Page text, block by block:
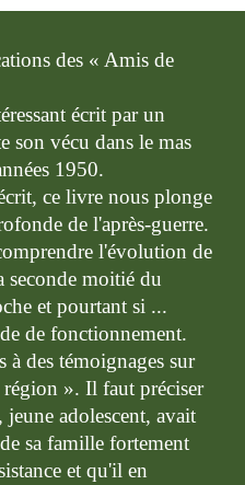
des « Amis de
écrit par un
son vécu dans le mas
1950.
ce livre nous plonge
de l'après-guerre.
l'évolution de
seconde moitié du
et pourtant si ...
de fonctionnement.
à des témoignages sur
». Il faut préciser
adolescent, avait
sa famille fortement
et qu'il en